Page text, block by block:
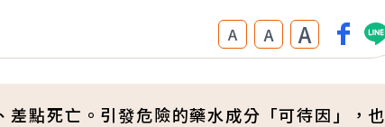
A A A
點死亡。引發危險的藥水成分「可待因」，也